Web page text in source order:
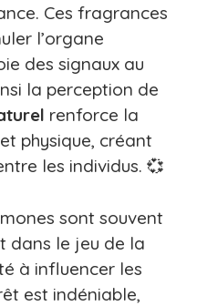
Ces fragrances
l’organe
des signaux au
la perception de
renforce la
physique, créant
les individus. 💞
sont souvent
dans le jeu de la
à influencer les
est indéniable,